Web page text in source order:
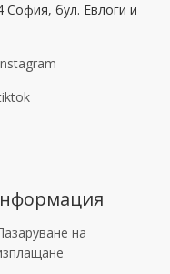
София, бул. Евлоги и
на